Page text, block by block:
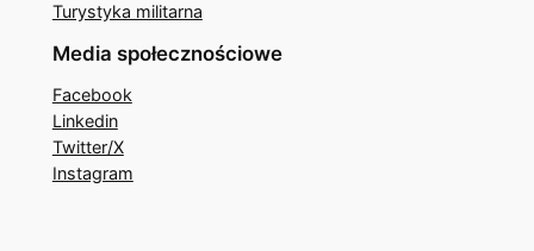
Turystyka militarna
Media społecznościowe
Facebook
Linkedin
Twitter/X
Instagram